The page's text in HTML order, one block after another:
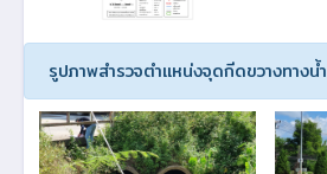
รูปภาพสำรวจตำแหน่งจุดกีดขวางทางน้ำ